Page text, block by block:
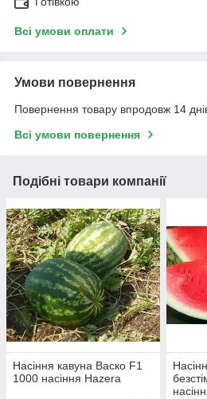
Всі умови оплати
Умови повернення
Повернення товару впродовж 14
Всі умови повернення
Подібні товари компанії
Насіння кавуна Васко F1
1000 насіння Hazera